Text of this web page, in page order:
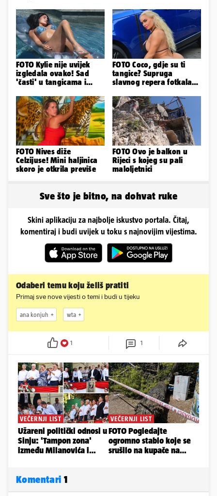
FOTO Kylie nije uvijek
izgledala ovako! Sad
'časti' u tangicama i
nož'...
FOTO Coco, gdje su ti
tangice? Supruga
slavnog repera fotkala
sve
FOTO Nives diže
Celzijuse! Mini haljinica
skoro je otkrila previše
FOTO Ovo je balkon u
Rijeci s kojeg su pali
maloljetnici
Sve što je bitno, na dohvat ruke
Skini aplikaciju za najbolje iskustvo portala. Čitaj,
komentiraj i budi uvijek u toku s najnovijim vijestima.
Odaberi temu koju želiš pratiti
Primaj sve nove vijesti o temi i budi u tijeku
ana konjuh wta
1 1
Komentari 1